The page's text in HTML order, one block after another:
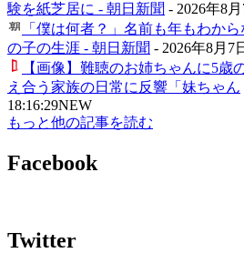
験を紙芝居に - 朝日新聞 - 2026年8
「僕は何者？」名前も年もわか
の子の生涯 - 朝日新聞 - 2026年8月7
【画像】難聴のお姉ちゃんに5歳
え合う家族の日常に反響「妹ちゃん
18:16:29NEW
もっと他の記事を読む
Facebook
Twitter